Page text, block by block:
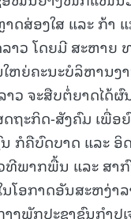
ດສ່ອງໃສ ແລະ ກ້າ
າວ ໂດຍມີ ສະຫາຍ
ໃຫຍ່ຄະນະບໍລິຫານ
ວ ຈະສືບຕໍ່ຍາດໄດ້ຜົ
ຖະກິດ-ສັງຄົມ ເພື່ອ
ນ ກໍຄືບົດບາດ ແລະ
ທີພາກພື້ນ ແລະ ສາ
ໂອກາດອັນສະຫງ່າ
ງພັກປະຊາຊົນກໍາປູ